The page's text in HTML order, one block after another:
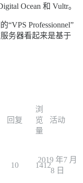
Ocean 和 Vultr。
“VPS Professionnel”
务器看起来是基于
回复
浏
览
量
活动
10 1412
2019 年7 月
8 日